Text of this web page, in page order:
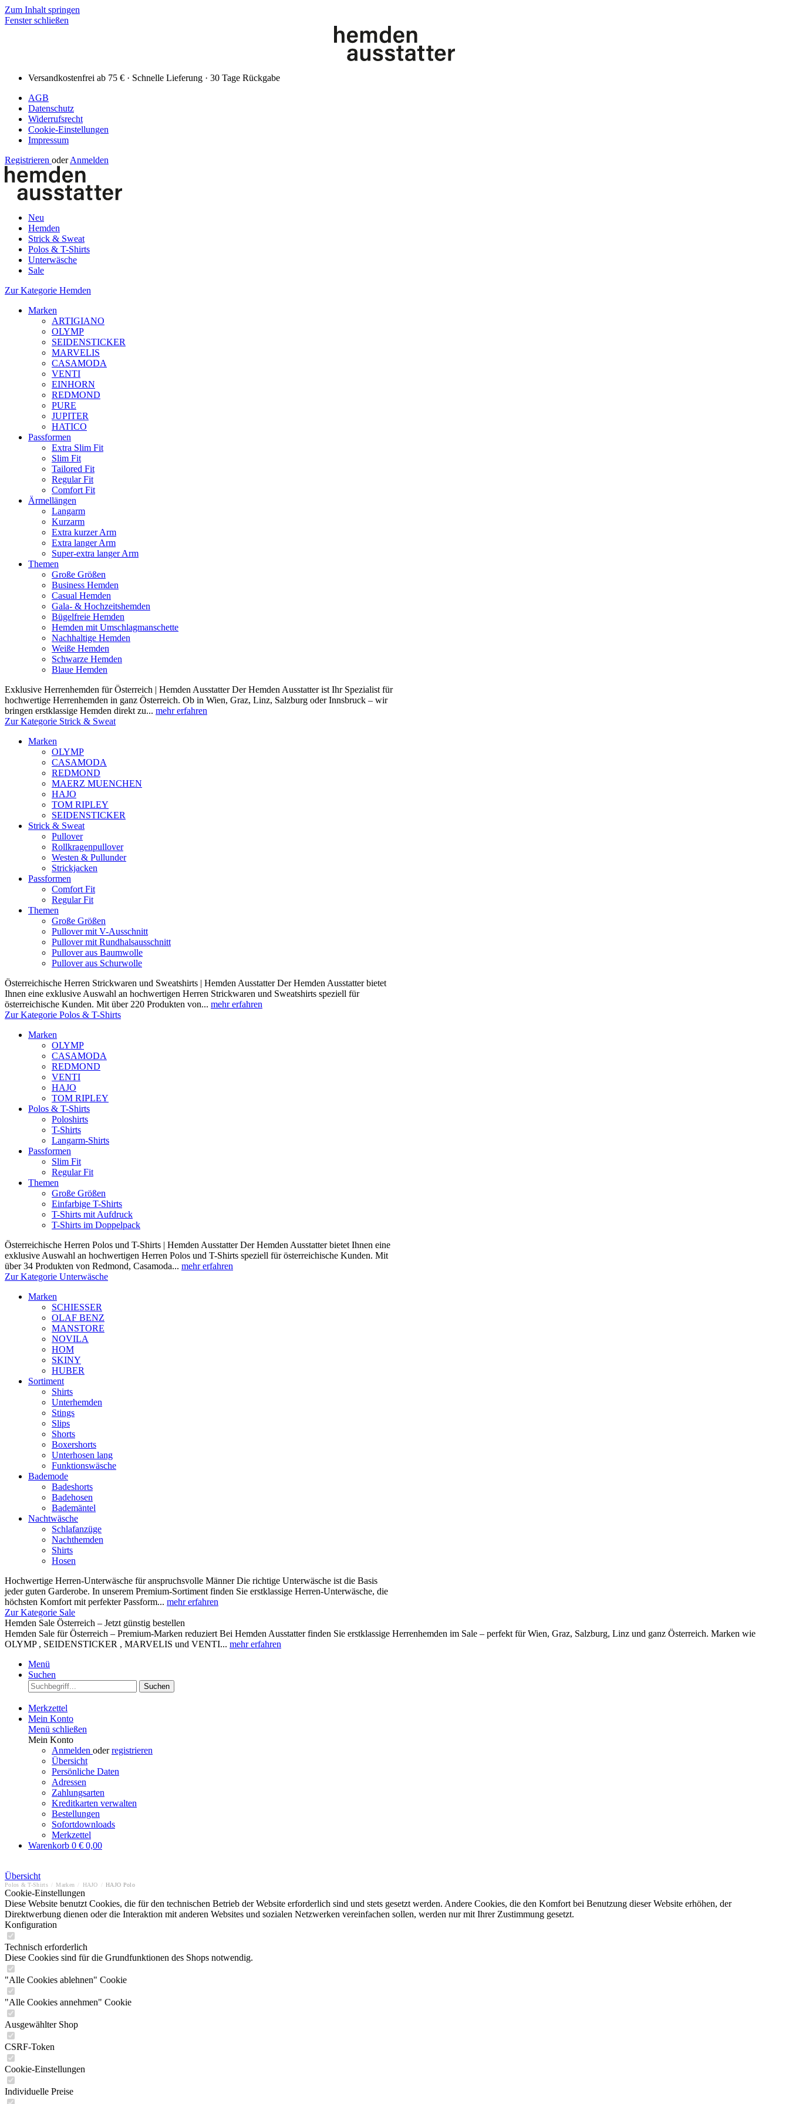
Zum Inhalt springen
Fenster schließen
Versandkostenfrei ab 75 € · Schnelle Lieferung · 30 Tage Rückgabe
AGB
Datenschutz
Widerrufsrecht
Cookie-Einstellungen
Impressum
Registrieren oder Anmelden
Neu
Hemden
Strick & Sweat
Polos & T-Shirts
Unterwäsche
Sale
Zur Kategorie Hemden
Marken
ARTIGIANO
OLYMP
SEIDENSTICKER
MARVELIS
CASAMODA
VENTI
EINHORN
REDMOND
PURE
JUPITER
HATICO
Passformen
Extra Slim Fit
Slim Fit
Tailored Fit
Regular Fit
Comfort Fit
Ärmellängen
Langarm
Kurzarm
Extra kurzer Arm
Extra langer Arm
Super-extra langer Arm
Themen
Große Größen
Business Hemden
Casual Hemden
Gala- & Hochzeitshemden
Bügelfreie Hemden
Hemden mit Umschlagmanschette
Nachhaltige Hemden
Weiße Hemden
Schwarze Hemden
Blaue Hemden
Exklusive Herrenhemden für Österreich | Hemden Ausstatter Der Hemden Ausstatter ist Ihr Spezialist für
hochwertige Herrenhemden in ganz Österreich. Ob in Wien, Graz, Linz, Salzburg oder Innsbruck – wir
bringen erstklassige Hemden direkt zu... mehr erfahren
Zur Kategorie Strick & Sweat
Marken
OLYMP
CASAMODA
REDMOND
MAERZ MUENCHEN
HAJO
TOM RIPLEY
SEIDENSTICKER
Strick & Sweat
Pullover
Rollkragenpullover
Westen & Pullunder
Strickjacken
Passformen
Comfort Fit
Regular Fit
Themen
Große Größen
Pullover mit V-Ausschnitt
Pullover mit Rundhalsausschnitt
Pullover aus Baumwolle
Pullover aus Schurwolle
Österreichische Herren Strickwaren und Sweatshirts | Hemden Ausstatter Der Hemden Ausstatter bietet
Ihnen eine exklusive Auswahl an hochwertigen Herren Strickwaren und Sweatshirts speziell für
österreichische Kunden. Mit über 220 Produkten von... mehr erfahren
Zur Kategorie Polos & T-Shirts
Marken
OLYMP
CASAMODA
REDMOND
VENTI
HAJO
TOM RIPLEY
Polos & T-Shirts
Poloshirts
T-Shirts
Langarm-Shirts
Passformen
Slim Fit
Regular Fit
Themen
Große Größen
Einfarbige T-Shirts
T-Shirts mit Aufdruck
T-Shirts im Doppelpack
Österreichische Herren Polos und T-Shirts | Hemden Ausstatter Der Hemden Ausstatter bietet Ihnen eine
exklusive Auswahl an hochwertigen Herren Polos und T-Shirts speziell für österreichische Kunden. Mit
über 34 Produkten von Redmond, Casamoda... mehr erfahren
Zur Kategorie Unterwäsche
Marken
SCHIESSER
OLAF BENZ
MANSTORE
NOVILA
HOM
SKINY
HUBER
Sortiment
Shirts
Unterhemden
Stings
Slips
Shorts
Boxershorts
Unterhosen lang
Funktionswäsche
Bademode
Badeshorts
Badehosen
Bademäntel
Nachtwäsche
Schlafanzüge
Nachthemden
Shirts
Hosen
Hochwertige Herren-Unterwäsche für anspruchsvolle Männer Die richtige Unterwäsche ist die Basis
jeder guten Garderobe. In unserem Premium-Sortiment finden Sie erstklassige Herren-Unterwäsche, die
höchsten Komfort mit perfekter Passform... mehr erfahren
Zur Kategorie Sale
Hemden Sale Österreich – Jetzt günstig bestellen
Hemden Sale für Österreich – Premium-Marken reduziert Bei Hemden Ausstatter finden Sie erstklassige Herrenhemden im Sale – perfekt für Wien, Graz, Salzburg, Linz und ganz Österreich. Marken wie
OLYMP , SEIDENSTICKER , MARVELIS und VENTI... mehr erfahren
Menü
Suchen
Suchen
Merkzettel
Mein Konto
Menü schließen
Mein Konto
Anmelden oderregistrieren
Übersicht
Persönliche Daten
Adressen
Zahlungsarten
Kreditkarten verwalten
Bestellungen
Sofortdownloads
Merkzettel
Warenkorb 0 € 0,00
Übersicht
Polos & T-Shirts Marken HAJO HAJO Polo
Cookie-Einstellungen
Diese Website benutzt Cookies, die für den technischen Betrieb der Website erforderlich sind und stets gesetzt werden. Andere Cookies, die den Komfort bei Benutzung dieser Website erhöhen, der
Direktwerbung dienen oder die Interaktion mit anderen Websites und sozialen Netzwerken vereinfachen sollen, werden nur mit Ihrer Zustimmung gesetzt.
Konfiguration
Technisch erforderlich
Diese Cookies sind für die Grundfunktionen des Shops notwendig.
"Alle Cookies ablehnen" Cookie
"Alle Cookies annehmen" Cookie
Ausgewählter Shop
CSRF-Token
Cookie-Einstellungen
Individuelle Preise